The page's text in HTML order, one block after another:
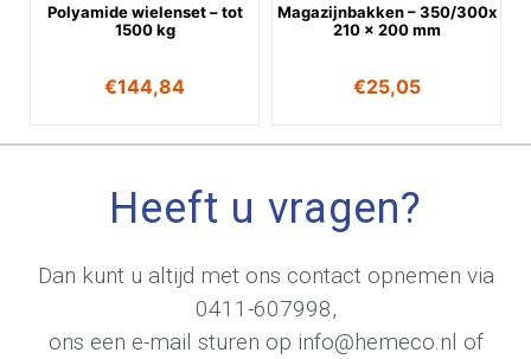
Polyamide wielenset – tot
1500 kg
€144,84
Magazijnbakken – 350/300x
210 x 200 mm
€25,05
Heeft u vragen?
Dan kunt u altijd met ons contact opnemen via
0411-607998,
ons een e-mail sturen op info@hemeco.nl of